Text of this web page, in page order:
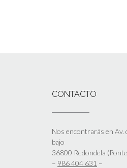
CONTACTO
Nos encontrarás en Av.
bajo
36800 Redondela
– 986 404 631 –